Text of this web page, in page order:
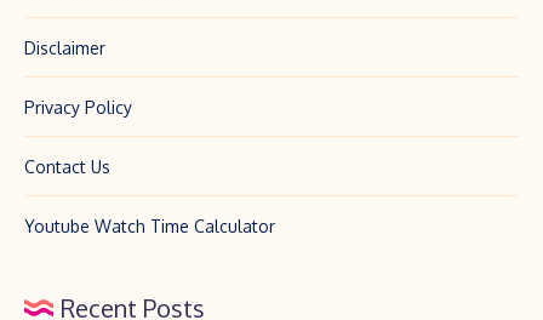
Disclaimer
Privacy Policy
Contact Us
Youtube Watch Time Calculator
Recent Posts